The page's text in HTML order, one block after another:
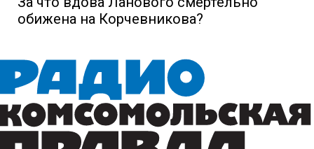
обижена на Корчевникова?